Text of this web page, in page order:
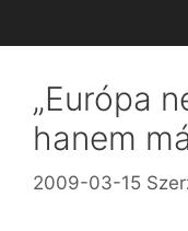
„Európa
hanem
2009-03-15